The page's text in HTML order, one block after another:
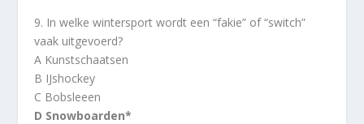
9. In welke wintersport wordt een “fakie” of “switch”
vaak uitgevoerd?
A Kunstschaatsen
B IJshockey
C Bobsleeen
D Snowboarden*